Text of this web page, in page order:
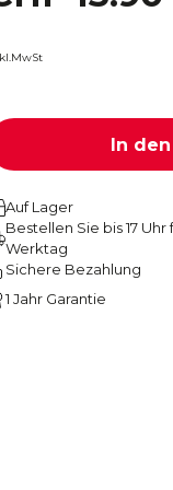
In
Auf Lager
Bestellen Sie bis 17
Werktag
Sichere Bezahlung
1 Jahr Garantie